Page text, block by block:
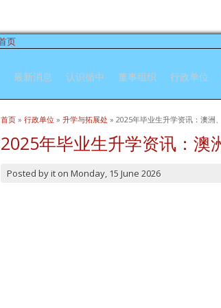
最新消息 认识循中 董事组织 行政单位
当前位置
首页 » 行政单位 » 升学与拓展处 » 2025年毕业生升学资讯：澳洲
2025年毕业生升学资讯：澳
Posted byit on Monday, 15 June 2026